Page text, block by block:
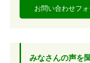
お問い合わせフ
みなさんの声を